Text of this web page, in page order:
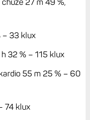
– 33 klux
32 % – 115 klux
55 m 25 % – 60
74 klux